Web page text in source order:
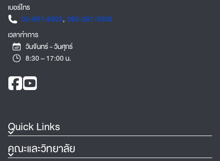
Quick Links
คณะและวิทยาลัย
เบอร์โทร
02-697-6805, 095-367-5508
เวลาทำการ
วันจันทร์ - วันศุกร์
8:30 – 17:00 น.